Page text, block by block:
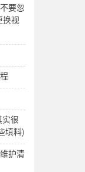
要忽
换视
很
填料)
护清